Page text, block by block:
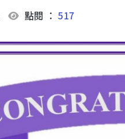
點閱 ：517